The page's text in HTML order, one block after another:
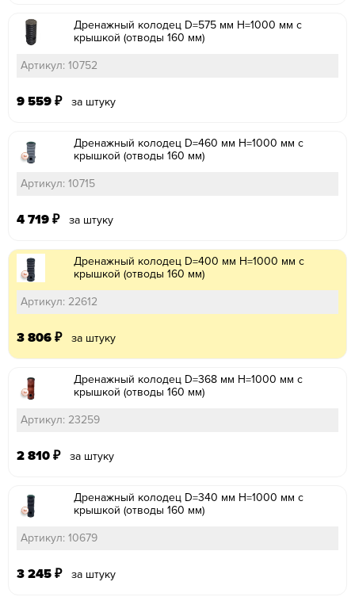
Дренажный колодец D=575 мм H=1000 мм с
крышкой (отводы 160 мм)
Артикул: 10752
9 559 ₽ за штуку
Дренажный колодец D=460 мм H=1000 мм с
крышкой (отводы 160 мм)
Артикул: 10715
4 719 ₽ за штуку
Дренажный колодец D=400 мм H=1000 мм с
крышкой (отводы 160 мм)
Артикул: 22612
3 806 ₽ за штуку
Дренажный колодец D=368 мм H=1000 мм с
крышкой (отводы 160 мм)
Артикул: 23259
2 810 ₽ за штуку
Дренажный колодец D=340 мм H=1000 мм с
крышкой (отводы 160 мм)
Артикул: 10679
3 245 ₽ за штуку